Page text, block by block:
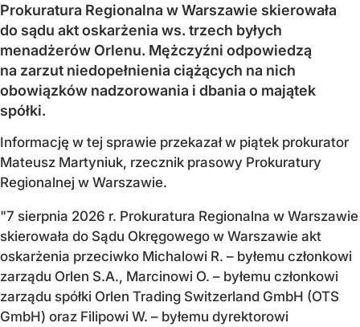
Prokuratura Regionalna w Warszawie skierowała
do sądu akt oskarżenia ws. trzech byłych
menadżerów Orlenu. Mężczyźni odpowiedzą
na zarzut niedopełnienia ciążących na nich
obowiązków nadzorowania i dbania o majątek
spółki.
Informację w tej sprawie przekazał w piątek prokurator
Mateusz Martyniuk, rzecznik prasowy Prokuratury
Regionalnej w Warszawie.
"7 sierpnia 2026 r. Prokuratura Regionalna w Warszawie
skierowała do Sądu Okręgowego w Warszawie akt
oskarżenia przeciwko Michalowi R. – byłemu członkowi
zarządu Orlen S.A., Marcinowi O. – byłemu członkowi
zarządu spółki Orlen Trading Switzerland GmbH (OTS
GmbH) oraz Filipowi W. – byłemu dyrektorowi